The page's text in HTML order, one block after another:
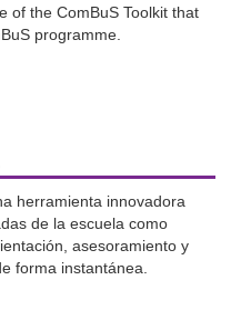
of the ComBuS Toolkit that
programme.
herramienta innovadora
de la escuela como
asesoramiento y
forma instantánea.